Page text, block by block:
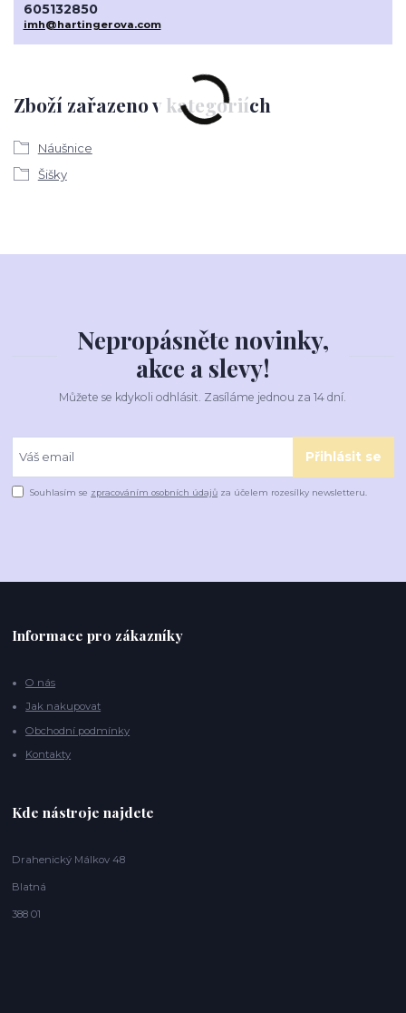
Zboží zařazeno v kategoriích
Náušnice
Šišky
605132850
imh@hartingerova.com
Nepropásněte novinky,
akce a slevy!
Můžete se kdykoli odhlásit. Zasíláme jednou za 14 dní.
Přihlásit se
Souhlasím se zpracováním osobních údajů za účelem rozesílky newsletteru.
Informace pro zákazníky
O nás
Jak nakupovat
Obchodní podmínky
Kontakty
Kde nástroje najdete
Drahenický Málkov 48
Blatná
388 01